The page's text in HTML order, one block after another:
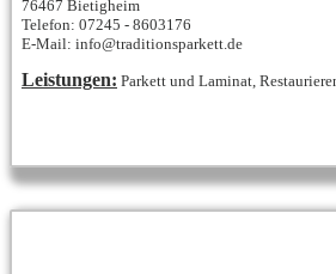
76467 Bietigheim
Telefon: 07245 - 8603176
E-Mail: info@traditionsparkett.de
Leistungen: Parkett und Laminat,